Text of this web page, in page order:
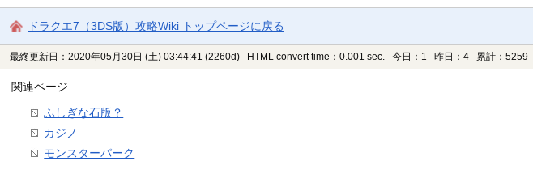
ドラクエ7（3DS版）攻略Wiki トップページに戻る
最終更新日：2020年05月30日 (土) 03:44:41 (2260d) HTML convert time：0.001 sec. 今日：1 昨日：4 累計：5259
関連ページ
ふしぎな石版？
カジノ
モンスターパーク